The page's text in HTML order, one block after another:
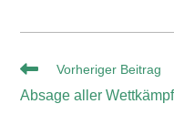
Vorheriger Beitrag
Absage aller